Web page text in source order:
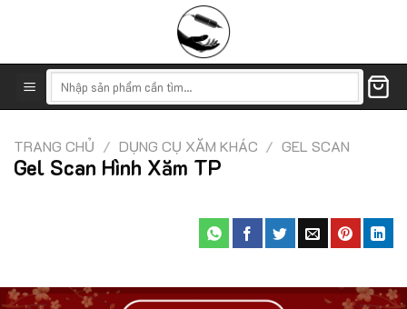
kiếm:
TRANG CHỦ / DỤNG CỤ XĂM KHÁC / GEL SCAN
Gel Scan Hình Xăm TP